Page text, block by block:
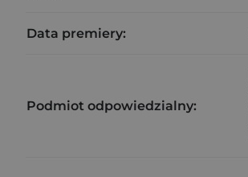
Data premiery:
Podmiot odpowiedzialny: